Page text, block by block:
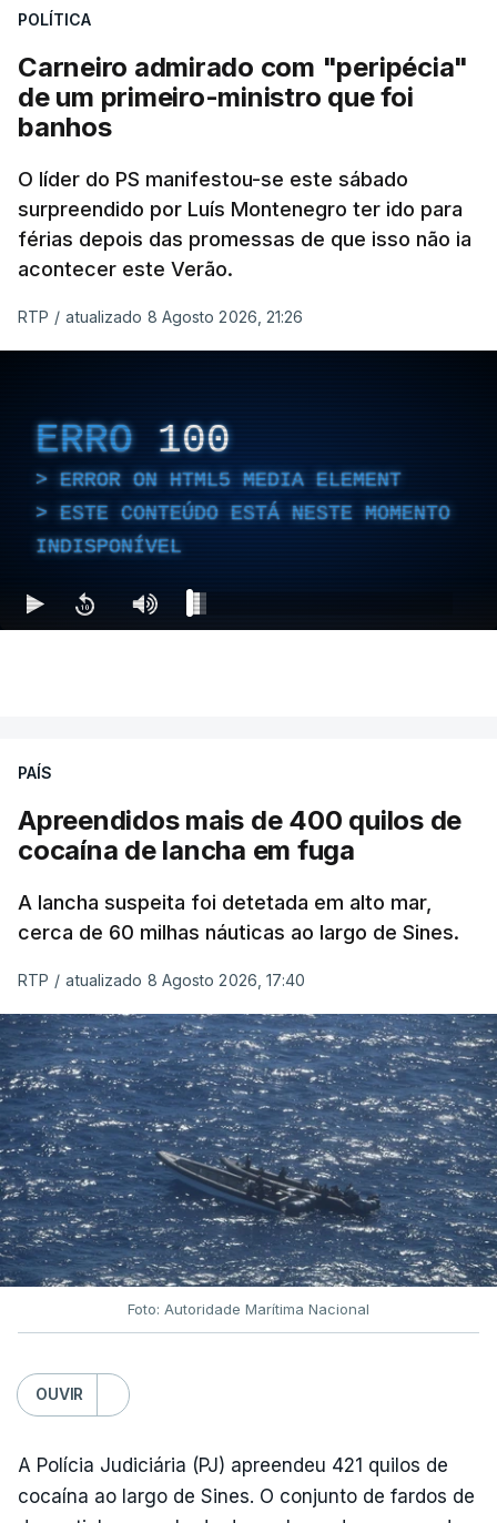
POLÍTICA
Carneiro admirado com "peripécia"
de um primeiro-ministro que foi
banhos
O líder do PS manifestou-se este sábado
surpreendido por Luís Montenegro ter ido para
férias depois das promessas de que isso não ia
acontecer este Verão.
RTP / atualizado 8 Agosto 2026, 21:26
ERRO 100
ERROR ON HTML5 MEDIA ELEMENT
ESTE CONTEÚDO ESTÁ NESTE MOMENTO
INDISPONÍVEL
PAÍS
Apreendidos mais de 400 quilos de
cocaína de lancha em fuga
A lancha suspeita foi detetada em alto mar,
cerca de 60 milhas náuticas ao largo de Sines.
RTP / atualizado 8 Agosto 2026, 17:40
Foto: Autoridade Marítima Nacional
OUVIR
A Polícia Judiciária (PJ) apreendeu 421 quilos de
cocaína ao largo de Sines. O conjunto de fardos de